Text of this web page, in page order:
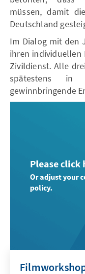
müssen, damit
Deutschland
Im Dialog mit den
ihren individuellen
Zivildienst. Alle
spätestens in
gewinnbringende
Please click
Or adjust your
policy.